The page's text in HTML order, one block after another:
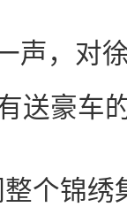
声，对
送豪车
个锦